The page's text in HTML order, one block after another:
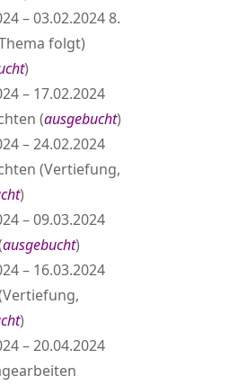
– 03.02.2024 8.
folgt)
)
– 17.02.2024
(ausgebucht)
– 24.02.2024
(Vertiefung,
)
– 09.03.2024
ausgebucht)
– 16.03.2024
)
– 20.04.2024